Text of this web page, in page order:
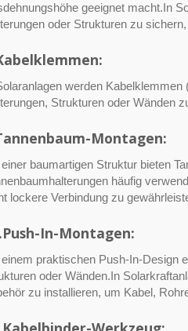
geeignet macht.In
oder Strukturen zu
werden
Strukturen oder Wänden
Montagen:
baumartigen Struktur bieten
häufig
lockere Verbindung zu
In-Montagen:
praktischen Push-In-Design
oder Wänden.In
zu installieren, um Kabel,